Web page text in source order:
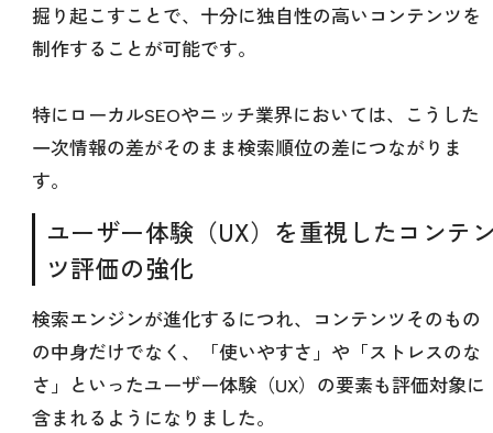
掘り起こすことで、十分に独自性の高いコンテンツを
制作することが可能です。
特にローカルSEOやニッチ業界においては、こうした
一次情報の差がそのまま検索順位の差につながりま
す。
ユーザー体験（UX）を重視したコンテ
ツ評価の強化
検索エンジンが進化するにつれ、コンテンツそのもの
の中身だけでなく、「使いやすさ」や「ストレスのな
さ」といったユーザー体験（UX）の要素も評価対象に
含まれるようになりました。